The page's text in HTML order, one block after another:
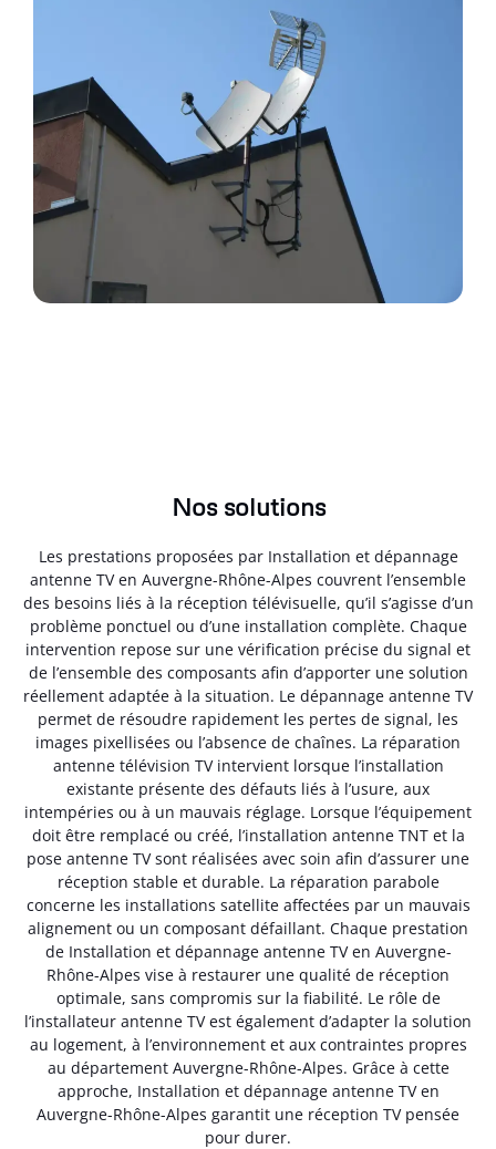
Nos solutions
Les prestations proposées par Installation et dépannage
antenne TV en Auvergne-Rhône-Alpes couvrent l’ensemble
des besoins liés à la réception télévisuelle, qu’il s’agisse d’un
problème ponctuel ou d’une installation complète. Chaque
intervention repose sur une vérification précise du signal et
de l’ensemble des composants afin d’apporter une solution
réellement adaptée à la situation. Le dépannage antenne TV
permet de résoudre rapidement les pertes de signal, les
images pixellisées ou l’absence de chaînes. La réparation
antenne télévision TV intervient lorsque l’installation
existante présente des défauts liés à l’usure, aux
intempéries ou à un mauvais réglage. Lorsque l’équipement
doit être remplacé ou créé, l’installation antenne TNT et la
pose antenne TV sont réalisées avec soin afin d’assurer une
réception stable et durable. La réparation parabole
concerne les installations satellite affectées par un mauvais
alignement ou un composant défaillant. Chaque prestation
de Installation et dépannage antenne TV en Auvergne-
Rhône-Alpes vise à restaurer une qualité de réception
optimale, sans compromis sur la fiabilité. Le rôle de
l’installateur antenne TV est également d’adapter la solution
au logement, à l’environnement et aux contraintes propres
au département Auvergne-Rhône-Alpes. Grâce à cette
approche, Installation et dépannage antenne TV en
Auvergne-Rhône-Alpes garantit une réception TV pensée
pour durer.